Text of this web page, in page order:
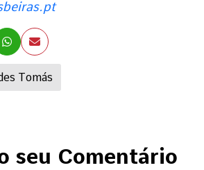
Tomás
seu Comentário